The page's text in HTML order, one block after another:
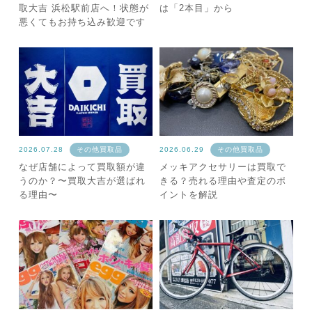
取大吉 浜松駅前店へ！状態が
悪くてもお持ち込み歓迎です
は「2本目」から
2026.07.28 その他買取品
なぜ店舗によって買取額が違
うのか？〜買取大吉が選ばれ
る理由〜
2026.06.29 その他買取品
メッキアクセサリーは買取で
きる？売れる理由や査定のポ
イントを解説